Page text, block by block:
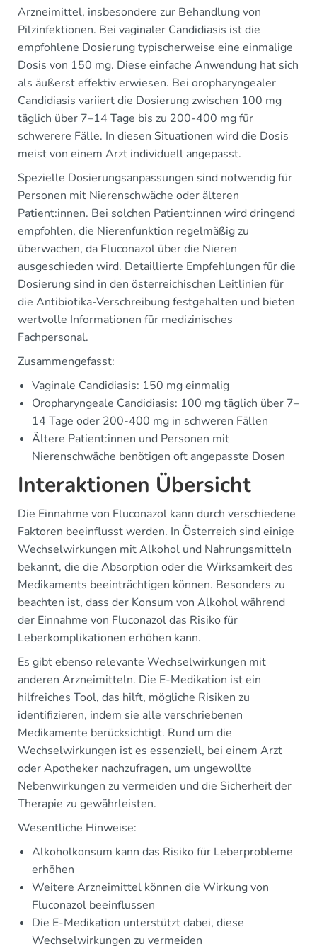
Arzneimittel, insbesondere zur Behandlung von
Pilzinfektionen. Bei vaginaler Candidiasis ist die
empfohlene Dosierung typischerweise eine einmalige
Dosis von 150 mg. Diese einfache Anwendung hat sich
als äußerst effektiv erwiesen. Bei oropharyngealer
Candidiasis variiert die Dosierung zwischen 100 mg
täglich über 7–14 Tage bis zu 200-400 mg für
schwerere Fälle. In diesen Situationen wird die Dosis
meist von einem Arzt individuell angepasst.
Spezielle Dosierungsanpassungen sind notwendig für
Personen mit Nierenschwäche oder älteren
Patient:innen. Bei solchen Patient:innen wird dringend
empfohlen, die Nierenfunktion regelmäßig zu
überwachen, da Fluconazol über die Nieren
ausgeschieden wird. Detaillierte Empfehlungen für die
Dosierung sind in den österreichischen Leitlinien für
die Antibiotika-Verschreibung festgehalten und bieten
wertvolle Informationen für medizinisches
Fachpersonal.
Zusammengefasst:
Vaginale Candidiasis: 150 mg einmalig
Oropharyngeale Candidiasis: 100 mg täglich über 7–
14 Tage oder 200-400 mg in schweren Fällen
Ältere Patient:innen und Personen mit
Nierenschwäche benötigen oft angepasste Dosen
Interaktionen Übersicht
Die Einnahme von Fluconazol kann durch verschiedene
Faktoren beeinflusst werden. In Österreich sind einige
Wechselwirkungen mit Alkohol und Nahrungsmitteln
bekannt, die die Absorption oder die Wirksamkeit des
Medikaments beeinträchtigen können. Besonders zu
beachten ist, dass der Konsum von Alkohol während
der Einnahme von Fluconazol das Risiko für
Leberkomplikationen erhöhen kann.
Es gibt ebenso relevante Wechselwirkungen mit
anderen Arzneimitteln. Die E-Medikation ist ein
hilfreiches Tool, das hilft, mögliche Risiken zu
identifizieren, indem sie alle verschriebenen
Medikamente berücksichtigt. Rund um die
Wechselwirkungen ist es essenziell, bei einem Arzt
oder Apotheker nachzufragen, um ungewollte
Nebenwirkungen zu vermeiden und die Sicherheit der
Therapie zu gewährleisten.
Wesentliche Hinweise:
Alkoholkonsum kann das Risiko für Leberprobleme
erhöhen
Weitere Arzneimittel können die Wirkung von
Fluconazol beeinflussen
Die E-Medikation unterstützt dabei, diese
Wechselwirkungen zu vermeiden